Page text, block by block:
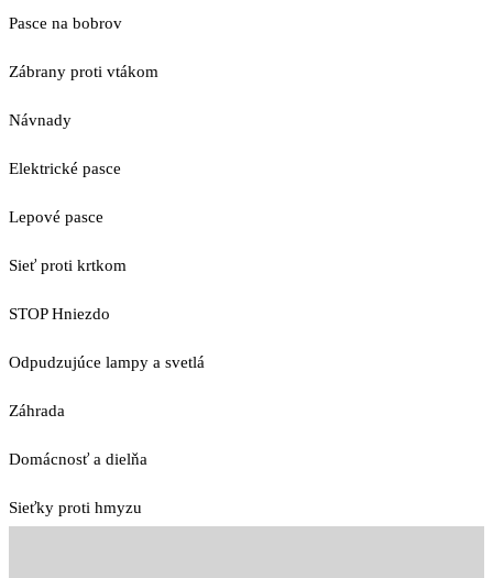
Pasce na bobrov
Zábrany proti vtákom
Návnady
Elektrické pasce
Lepové pasce
Sieť proti krtkom
STOP Hniezdo
Odpudzujúce lampy a svetlá
Záhrada
Domácnosť a dielňa
Sieťky proti hmyzu